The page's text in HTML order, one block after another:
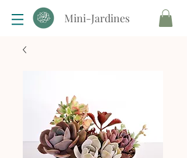
Mini-Jardines